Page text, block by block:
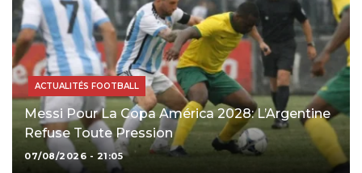
ACTUALITÉS FOOTBALL
Messi Pour La Copa América 2028: L’Argentine
Refuse Toute Pression
07/08/2026 - 21:05